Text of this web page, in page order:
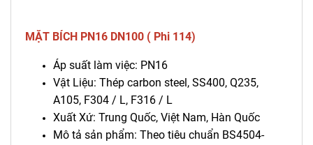
MẶT BÍCH PN16 DN100 ( Phi 114)
Áp suất làm việc: PN16
Vật Liệu: Thép carbon steel, SS400, Q235,
A105, F304 / L, F316 / L
Xuất Xứ: Trung Quốc, Việt Nam, Hàn Quốc
Mô tả sản phẩm: Theo tiêu chuẩn BS4504-